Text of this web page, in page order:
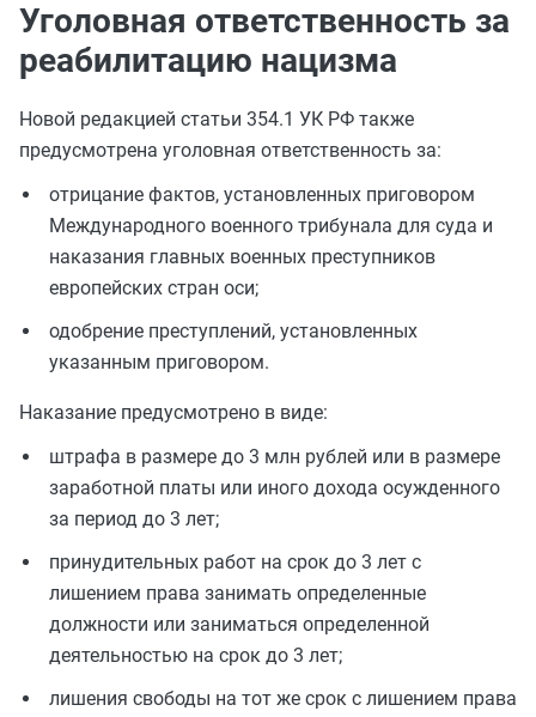
Уголовная ответственность за
реабилитацию нацизма
Новой редакцией статьи 354.1 УК РФ также
предусмотрена уголовная ответственность за:
отрицание фактов, установленных приговором
Международного военного трибунала для суда и
наказания главных военных преступников
европейских стран оси;
одобрение преступлений, установленных
указанным приговором.
Наказание предусмотрено в виде:
штрафа в размере до 3 млн рублей или в размере
заработной платы или иного дохода осужденного
за период до 3 лет;
принудительных работ на срок до 3 лет с
лишением права занимать определенные
должности или заниматься определенной
деятельностью на срок до 3 лет;
лишения свободы на тот же срок с лишением права